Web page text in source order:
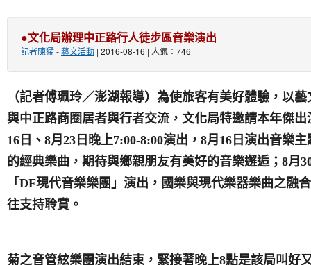
●文化局辦理中正路行人徒步區音樂演出
記者陳猛-藝文活動 | 2016-08-16 | 人氣：746
（記者傅珮玲／澎湖報導）為使旅客有美好體驗，以
與中正路商圈居者與行者交流，文化局特邀請本年傑
16 日 、 8月 23 日 晚上7:00-8:00演出， 8月 16 日 演出音樂主
的經典樂曲，期待與鄉親朋友有美好的音樂邂逅； 8月
「 DF現代音樂樂團」演出，國樂與現代樂器樂曲之融
往支持聆賞。
菊之音管絃樂團演出結束，緊接著晚上8點是該局叫好